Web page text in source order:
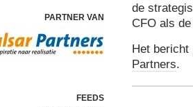
PARTNER VAN
FEEDS
de
CFO als
Het bericht
Partners.